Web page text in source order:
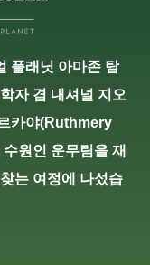
플래닛 아마존 탐
자 겸 내셔널 지오
카야(Ruthmery
원인 운무림을 재
는 여정에 나섰습